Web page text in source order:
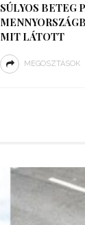
SÚLYOS BETEG
MIT LÁTOTT
MEGOSZTÁSOK